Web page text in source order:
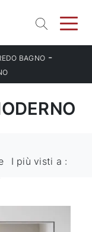
BAGNO -
I più visti a :